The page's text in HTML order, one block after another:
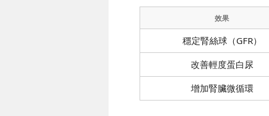
效果
穩定腎絲球（GFR）
改善輕度蛋白尿
增加腎臟微循環